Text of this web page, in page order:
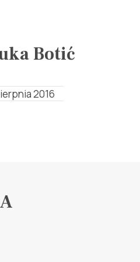
Botić
2016